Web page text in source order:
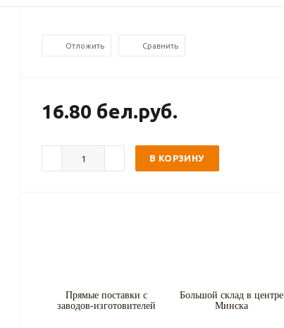
Отложить Сравнить
16.80 бел.руб.
В КОРЗИНУ
Прямые поставки с
заводов-изготовителей
Большой склад в центре
Минска